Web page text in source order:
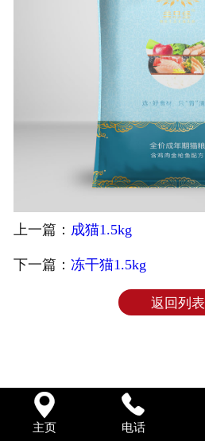
上一篇： 成猫1.5kg
下一篇： 冻干猫1.5kg
返回列表

主页

电话